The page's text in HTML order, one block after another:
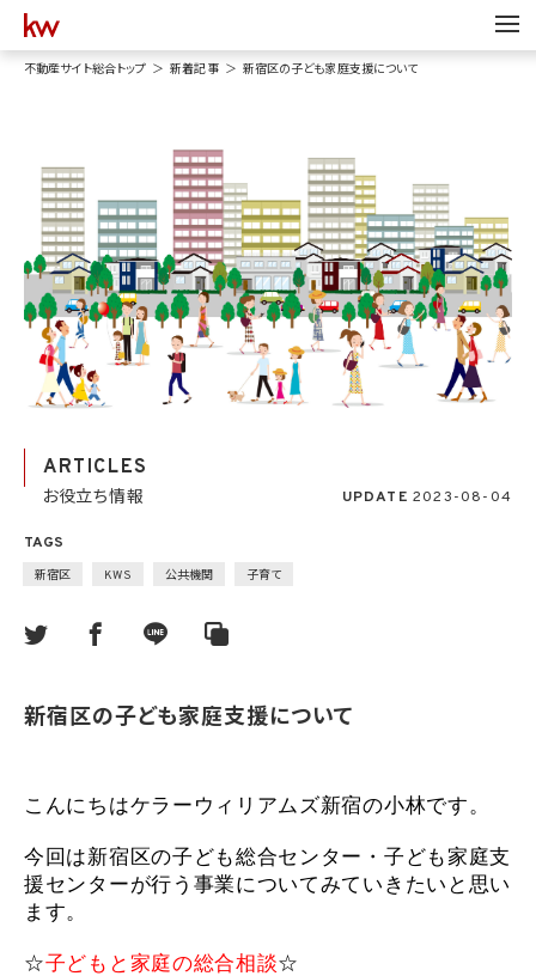
不動産サイト総合トップ 新着記事 新宿区の子ども家庭支援について
ARTICLES
お役立ち情報 UPDATE 2023-08-04
TAGS
新宿区 KWS 公共機関 子育て
新宿区の子ども家庭支援について
こんにちはケラーウィリアムズ新宿の小林です。
今回は新宿区の子ども総合センター・子ども家庭支
援センターが行う事業についてみていきたいと思い
ます。
☆子どもと家庭の総合相談☆